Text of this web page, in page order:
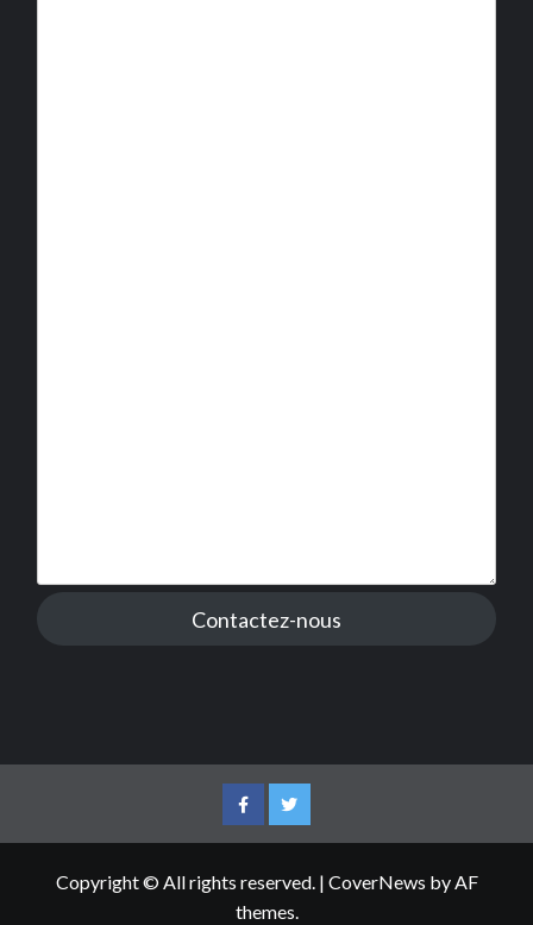
Contactez-nous
FacebookTwitter
Copyright © All rights reserved. | CoverNews by AF
themes.